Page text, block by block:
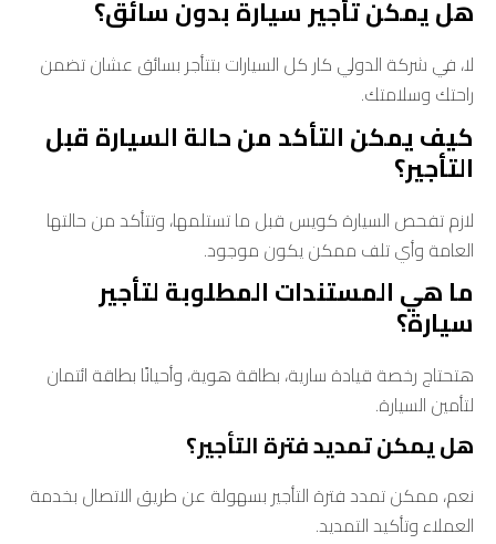
هل يمكن تأجير سيارة بدون سائق؟
لا، في شركة الدولي كار كل السيارات بتتأجر بسائق عشان تضمن
راحتك وسلامتك.
كيف يمكن التأكد من حالة السيارة قبل
التأجير؟
لازم تفحص السيارة كويس قبل ما تستلمها، وتتأكد من حالتها
العامة وأي تلف ممكن يكون موجود.
ما هي المستندات المطلوبة لتأجير
سيارة؟
هتحتاج رخصة قيادة سارية، بطاقة هوية، وأحيانًا بطاقة ائتمان
لتأمين السيارة.
هل يمكن تمديد فترة التأجير؟
نعم، ممكن تمدد فترة التأجير بسهولة عن طريق الاتصال بخدمة
العملاء وتأكيد التمديد.